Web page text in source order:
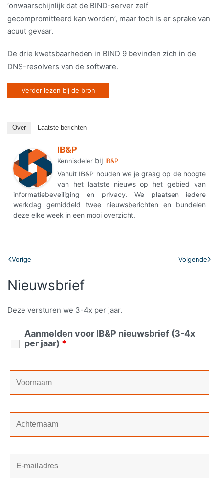
‘onwaarschijnlijk dat de BIND-server zelf
gecompromitteerd kan worden’, maar toch is er sprake van
acuut gevaar.
De drie kwetsbaarheden in BIND 9 bevinden zich in de
DNS-resolvers van de software.
Verder lezen bij de bron
Over Laatste berichten
IB&P
Kennisdeler bij IB&P
Vanuit IB&P houden we je graag op de hoogte
van het laatste nieuws op het gebied van
informatiebeveiliging en privacy. We plaatsen iedere
werkdag gemiddeld twee nieuwsberichten en bundelen
deze elke week in een mooi overzicht.
Vorige Volgende
Nieuwsbrief
Deze versturen we 3-4x per jaar.
Aanmelden voor IB&P nieuwsbrief (3-4x
per jaar) *